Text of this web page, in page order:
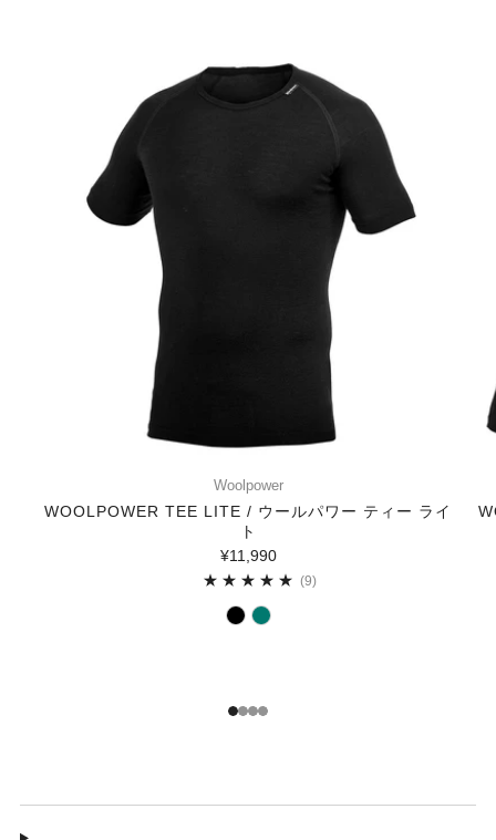
Woolpower
WOOLPOWER TEE LITE / ウールパワー ティー ライ
ト
¥11,990
(9)9